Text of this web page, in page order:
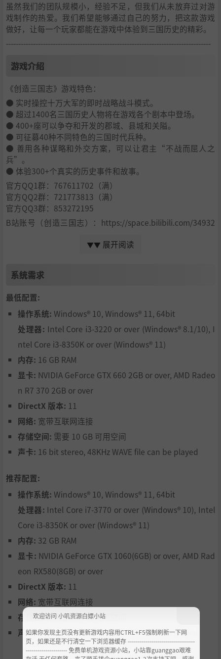
虽然我们的团队规模小，经验不足，但我们从未放弃过对游
戏制作的热爱。我们希望能够通过自己的努力，把这款游戏
做好，让每一个玩家都能在游戏中体验到三国历史的精彩。
-----------------------------------------------------------------------------------
游戏介绍
《创造三国志》游戏特色：
● 实时操控十万大军的即时战略战斗模式。
● 超过1400名三国历史人物将在游戏各个剧本中登场。
● 400+座可以争夺和开发的郡城、县城和关隘。
● 可征募40种不同特色的三国时代兵种。
● 善用各种谋略和外交方案，可以让君主“不战而屈人之
兵”。
● 体验300+个真实的历史事件和故事。
官方QQ1群：767611702（满）
官方QQ2群：721773813（满）
官方QQ3群：853272195
B站账号（创造三国志）：https://space.bilibili.com/34932
-----------------------------------------------------------------------------------
开发计划
对于我们而言，《创造三国志》更像一个万里长城那样的长
期工程，而非一个单纯的策略游戏，没有若干年的持续进
化，是没有意义的。基于这种理念，我们会对《创造三国
志》不断进行迭代和更新，主要是几个方向：
1.剧本内容的更新。会增加更多三国时代的剧本和历史事
国剧本足够完善之后加入。
2.玩法功能的更新。在内政、外交和战争的核心玩法上，会
进行大量功能更新，新科技、人物关系、同盟关系、单挑、
水战、建造、天时地利等等功能会渐次加入，可能大半年之
后玩起来就像个新游戏了。
3.创意工坊支持。编辑器和创意工坊会被持续强化，包括对
于以上新内容和新功能的支持，希望玩家能够做出比更好的
剧本和内容，所谓创造三国志，最好是你们创我们造。
的图形部分进行现代化升级，使之更加接近同期其他高品质
▼▼ 展开阅读
系统需求
最低配置:
操作系统: Windows® 10, Windows® 11, 64bit
处理器: Intel Core i3-3220 or over (Windows® 8.1/10), I
ntel Core i3-8350K or over (Windows® 11)
内存: 16 GB RAM
显卡: NVIDIA GeForce GTX 660 2GB or over, AMD Radeo
n R7 370 2GB or over
DirectX 版本: 11
网络: 宽带互联网连接
存储空间: 需要 10 GB 可用空间
声卡: 16 bit stereo, 48KHz WAVE file can be played
推荐配置:
操作系统: Windows® 10, Windows® 11, 64bit
处理器: Intel Core i7-3770 or over (Windows® 10), Intel
Core i3-8350K or over (Windows® 11)
内存: 32 GB RAM
显卡: NVIDIA GeForce GTX 1060(6GB) or over, AMD Rad
eon RX580(8GB) or over
DirectX 版本: 11
网络: 宽带互联网连接
存储空间:需要 10 GB 可用空间
声卡:16 bit stereo, 48KHz WAVE file can be played
欢迎访问 小叽资源白嫖小站
如果你发现主页没有更新游戏内容用CTRL+F5强制刷新一下网
页，如果还是不行清空一下浏览器缓存 ----------------------------------
--------------------- 免费单机游戏资源小站，小站靠guanggao艰难